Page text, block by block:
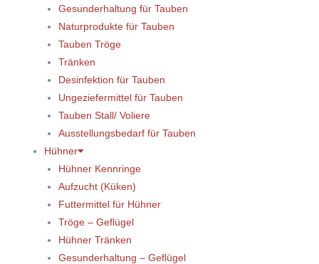
Gesunderhaltung für Tauben
Naturprodukte für Tauben
Tauben Tröge
Tränken
Desinfektion für Tauben
Ungeziefermittel für Tauben
Tauben Stall/ Voliere
Ausstellungsbedarf für Tauben
Hühner
Hühner Kennringe
Aufzucht (Küken)
Futtermittel für Hühner
Tröge – Geflügel
Hühner Tränken
Gesunderhaltung – Geflügel